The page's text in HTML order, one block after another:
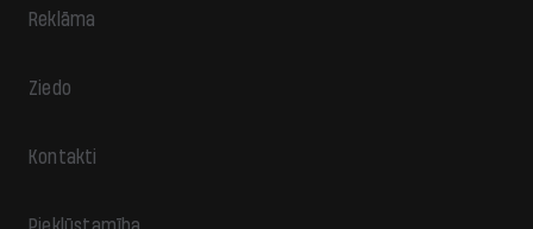
Reklāma
Ziedo
Kontakti